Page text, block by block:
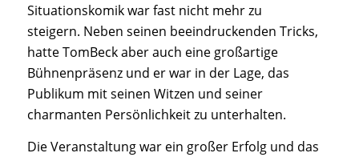
Situationskomik war fast nicht mehr zu
steigern. Neben seinen beeindruckenden Tricks,
hatte TomBeck aber auch eine großartige
Bühnenpräsenz und er war in der Lage, das
Publikum mit seinen Witzen und seiner
charmanten Persönlichkeit zu unterhalten.
Die Veranstaltung war ein großer Erfolg und das